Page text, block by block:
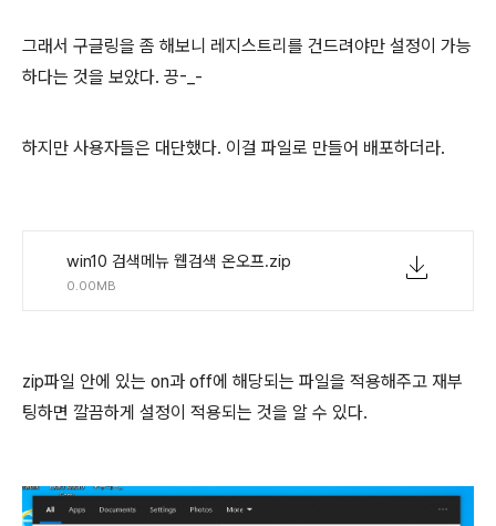
그래서 구글링을 좀 해보니 레지스트리를 건드려야만 설정이 가능
하다는 것을 보았다. 끙-_-
하지만 사용자들은 대단했다. 이걸 파일로 만들어 배포하더라.
win10 검색메뉴 웹검색 온오프.zip
0.00MB
zip파일 안에 있는 on과 off에 해당되는 파일을 적용해주고 재부
팅하면 깔끔하게 설정이 적용되는 것을 알 수 있다.